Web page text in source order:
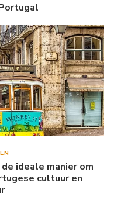
ideale manier om
cultuur en